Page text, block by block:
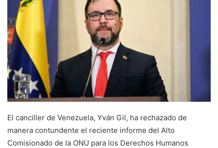
El canciller de Venezuela, Yván Gil, ha rechazado de
manera contundente el reciente informe del Alto
Comisionado de la ONU para los Derechos Humanos